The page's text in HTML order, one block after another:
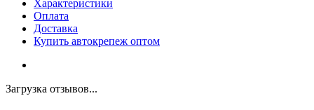
Характеристики
Оплата
Доставка
Купить автокрепеж оптом
Загрузка отзывов...